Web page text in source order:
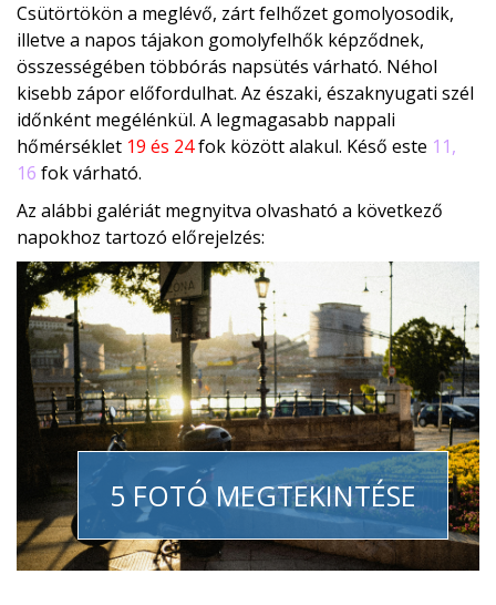
Csütörtökön a meglévő, zárt felhőzet gomolyosodik,
illetve a napos tájakon gomolyfelhők képződnek,
összességében többórás napsütés várható. Néhol
kisebb zápor előfordulhat. Az északi, északnyugati szél
időnként megélénkül. A legmagasabb nappali
hőmérséklet 19 és 24fok között alakul. Késő este 11,
16 fok várható.
Az alábbi galériát megnyitva olvasható a következő
napokhoz tartozó előrejelzés:
5 FOTÓ MEGTEKINTÉSE